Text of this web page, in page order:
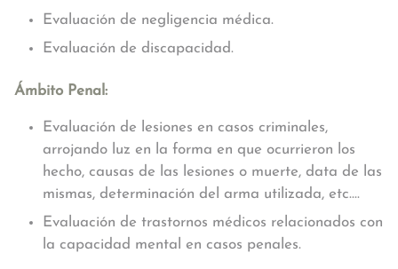
Evaluación de negligencia médica.
Evaluación de discapacidad.
Ámbito Penal:
Evaluación de lesiones en casos criminales,
arrojando luz en la forma en que ocurrieron los
hecho, causas de las lesiones o muerte, data de las
mismas, determinación del arma utilizada, etc....
Evaluación de trastornos médicos relacionados con
la capacidad mental en casos penales.